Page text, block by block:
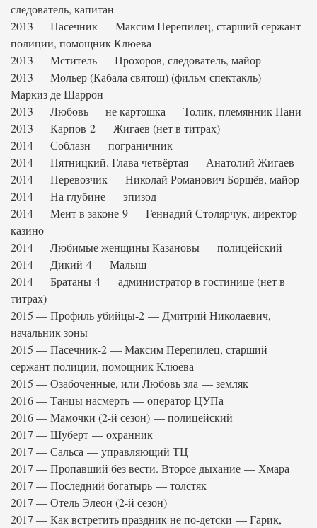
следователь, капитан
2013 — Пасечник — Максим Перепилец, старший сержант
полиции, помощник Клюева
2013 — Мститель — Прохоров, следователь, майор
2013 — Мольер (Кабала святош) (фильм-спектакль) —
Маркиз де Шаррон
2013 — Любовь — не картошка — Толик, племянник Пани
2013 — Карпов-2 — Жигаев (нет в титрах)
2014 — Соблазн — пограничник
2014 — Пятницкий. Глава четвёртая — Анатолий Жигаев
2014 — Перевозчик — Николай Романович Борщёв, майор
2014 — На глубине — эпизод
2014 — Мент в законе-9 — Геннадий Столярчук, директор
казино
2014 — Любимые женщины Казановы — полицейский
2014 — Дикий-4 — Малыш
2014 — Братаны-4 — администратор в гостинице (нет в
титрах)
2015 — Профиль убийцы-2 — Дмитрий Николаевич,
начальник зоны
2015 — Пасечник-2 — Максим Перепилец, старший
сержант полиции, помощник Клюева
2015 — Озабоченные, или Любовь зла — земляк
2016 — Танцы насмерть — оператор ЦУПа
2016 — Мамочки (2-й сезон) — полицейский
2017 — Шуберт — охранник
2017 — Сальса — управляющий ТЦ
2017 — Пропавший без вести. Второе дыхание — Хмара
2017 — Последний богатырь — толстяк
2017 — Отель Элеон (2-й сезон)
2017 — Как встретить праздник не по-детски — Гарик,